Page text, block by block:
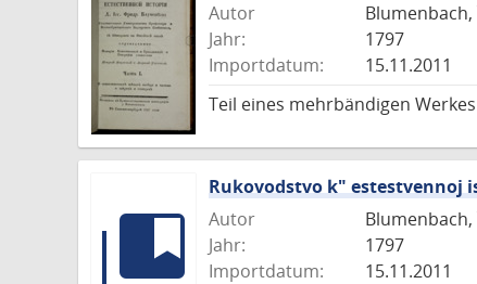
Autor
Blumenbach,
Jahr:
1797
Importdatum:
15.11.2011
Teil eines mehrbändigen Werkes
Rukovodstvo k" estestvennoj
Autor
Blumenbach,
Jahr:
1797
Importdatum:
15.11.2011